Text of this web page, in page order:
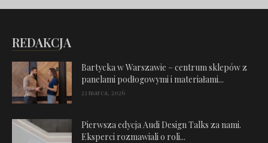
REDAKCJA
Bartycka w Warszawie – centrum sklepów z
panelami podłogowymi i materiałami...
23 marca, 2026
Pierwsza edycja Audi Design Talks za nami.
Eksperci rozmawiali o roli...